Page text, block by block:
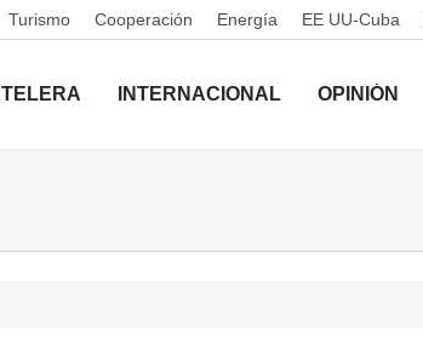
Turismo Cooperación Energía EE UU-Cuba
INTERNACIONAL OPINIÓN